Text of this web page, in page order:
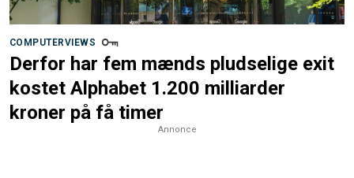
COMPUTERVIEWS
Derfor har fem mænds pludselige exit
kostet Alphabet 1.200 milliarder
kroner på få timer
Annonce